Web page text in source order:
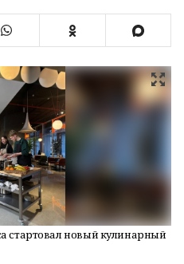
стартовал новый кулинарный